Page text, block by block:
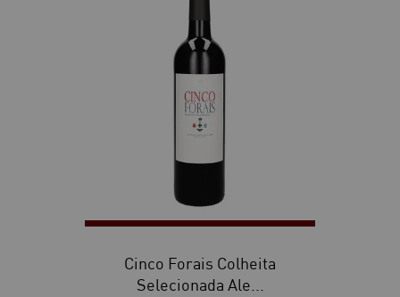
Cinco Forais Colheita
Selecionada Ale...